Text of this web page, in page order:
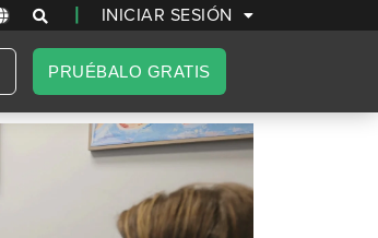
| INICIAR SESIÓN
PRUÉBALO GRATIS